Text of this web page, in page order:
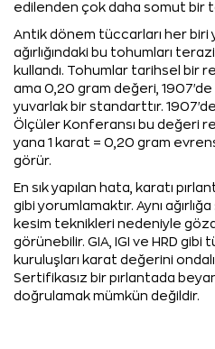
edilenden çok daha somut bir
Antik dönem tüccarları her biri
ağırlığındaki bu tohumları
kullandı. Tohumlar tarihsel bir
ama 0,20 gram değeri,
yuvarlak bir standarttır. 1907'de
Ölçüler Konferansı bu değeri
yana 1 karat = 0,20 gram
görür.
En sık yapılan hata, karatı
gibi yorumlamaktır. Aynı
kesim teknikleri nedeniyle
görünebilir. GIA, IGI ve HRD
kuruluşları karat değerini
Sertifikasız bir pırlantada
doğrulamak mümkün değildir.